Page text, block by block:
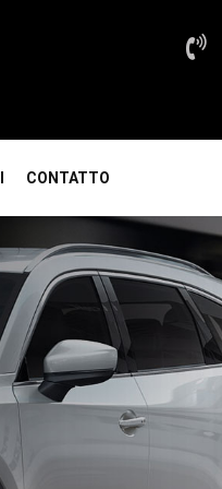
CONTATTO